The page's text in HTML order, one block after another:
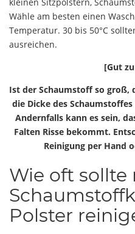
Wähle am besten einen
Temperatur. 30 bis 50°C
ausreichen.
[Gut
Ist der Schaumstoff so groß,
die Dicke des
Andernfalls kann es sein,
Falten Risse bekommt.
Reinigung per Hand
Wie oft sollte
Polster